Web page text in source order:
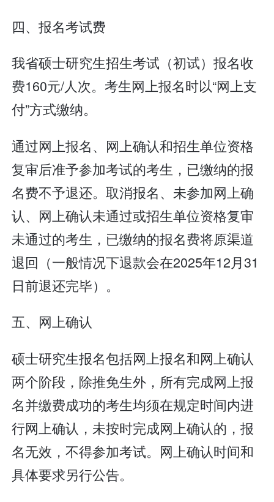
四、报名考试费
我省硕士研究生招生考试（初试）报名收
费160元/人次。考生网上报名时以“网上支
付”方式缴纳。
通过网上报名、网上确认和招生单位资格
复审后准予参加考试的考生，已缴纳的报
名费不予退还。取消报名、未参加网上确
认、网上确认未通过或招生单位资格复审
未通过的考生，已缴纳的报名费将原渠道
退回（一般情况下退款会在2025年12月31
日前退还完毕）。
五、网上确认
硕士研究生报名包括网上报名和网上确认
两个阶段，除推免生外，所有完成网上报
名并缴费成功的考生均须在规定时间内进
行网上确认，未按时完成网上确认的，报
名无效，不得参加考试。网上确认时间和
具体要求另行公告。